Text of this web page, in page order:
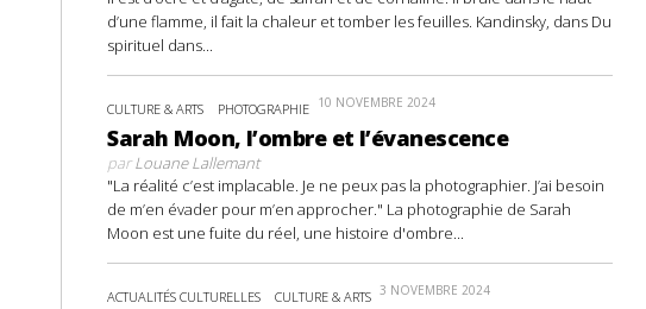
d’une flamme, il fait la chaleur et tomber les feuilles. Kandinsky, dans Du
spirituel dans...
CULTURE & ARTS PHOTOGRAPHIE 10 NOVEMBRE 2024
Sarah Moon, l’ombre et l’évanescence
parLouane Lallemant
"La réalité c’est implacable. Je ne peux pas la photographier. J’ai besoin
de m’en évader pour m’en approcher." La photographie de Sarah
Moon est une fuite du réel, une histoire d'ombre...
ACTUALITÉS CULTURELLES CULTURE & ARTS 3 NOVEMBRE 2024